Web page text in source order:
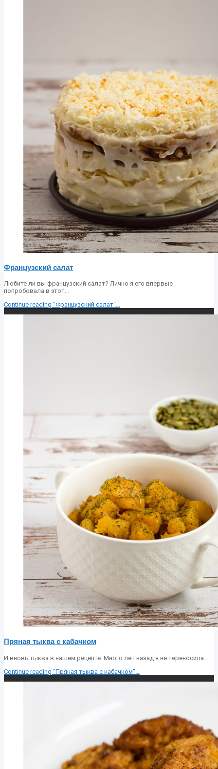
Французский салат
Любите ли вы французский салат? Лично я его впервые
попробовала в этот…
Continue reading "Французский салат"…
Пряная тыква с кабачком
И вновь тыква в нашем рецепте. Много лет назад я не переносила…
Continue reading "Пряная тыква с кабачком"